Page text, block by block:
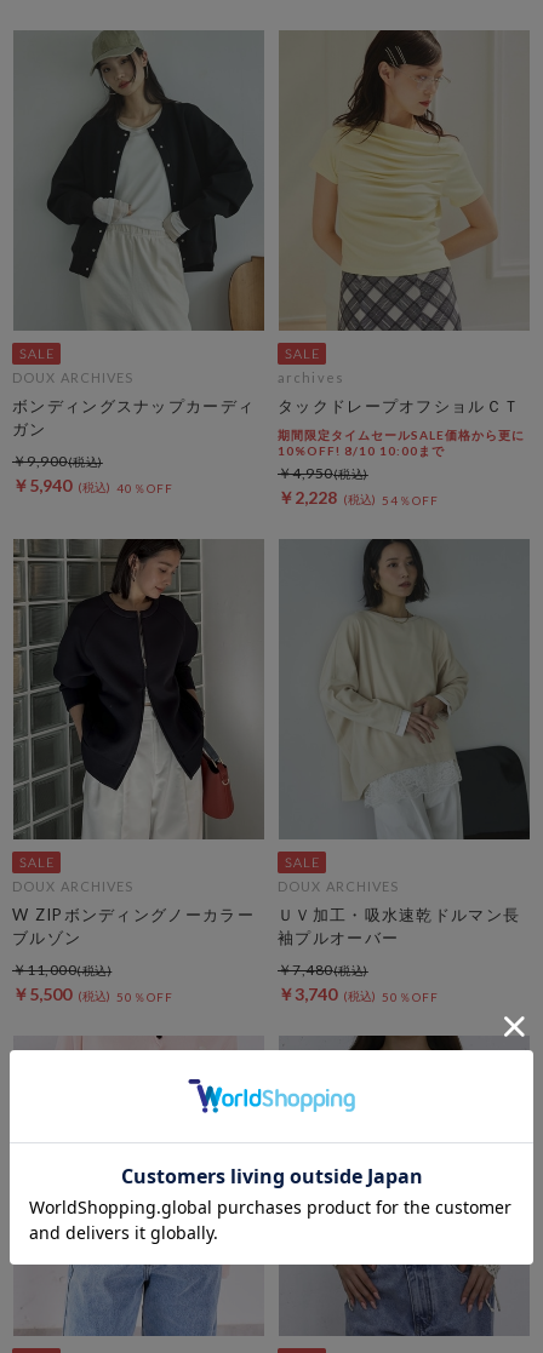
DOUX ARCHIVES
ボンディングスナップカーディ
ガン
￥5,940 40％OFF
￥9,900
archives
タックドレープオフショルＣＴ
期間限定タイムセールSALE価格から更に
10%OFF! 8/10 10:00まで
￥2,228 54％OFF
￥4,950
DOUX ARCHIVES
W ZIPボンディングノーカラー
ブルゾン
￥5,500 50％OFF
￥11,000
DOUX ARCHIVES
ＵＶ加工・吸水速乾ドルマン長
袖プルオーバー
￥3,740 50％OFF
￥7,480